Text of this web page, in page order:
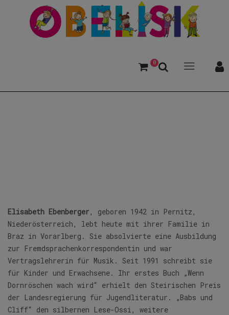
0
Elisabeth Ebenberger, geboren 1942 in Pernitz,
Niederösterreich, lebt heute mit ihrer Familie in
Braz in Vorarlberg. Sie absolvierte eine Ausbildung
zur Fremdsprachenkorrespondentin und war
Vertragslehrerin für Musik. Seit 1991 schreibt sie
für Kinder und Erwachsene. Ihr erstes Buch „Wenn
Dornröschen wach wird“ erhielt den Steirischen Preis
der Landesregierung für Jugendliteratur. „Babs und
Cliff“ den silbernen Lese-Ossi, weitere